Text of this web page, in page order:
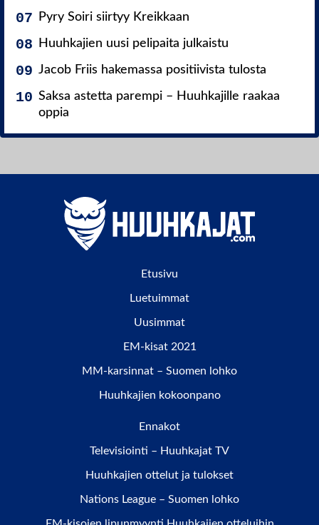
Pyry Soiri siirtyy Kreikkaan
Huuhkajien uusi pelipaita julkaistu
Jacob Friis hakemassa positiivista tulosta
Saksa astetta parempi – Huuhkajille raakaa
oppia
Etusivu
Luetuimmat
Uusimmat
EM-kisat 2021
MM-karsinnat – Suomen lohko
Huuhkajien kokoonpano
Ennakot
Televisiointi – Huuhkajat TV
Huuhkajien ottelut ja tulokset
Nations League – Suomen lohko